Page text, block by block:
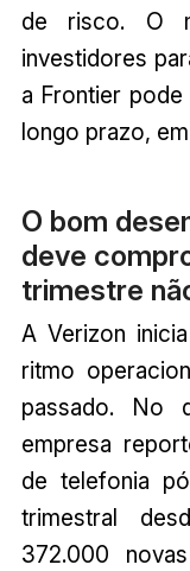
de risco. O
investidores
a Frontier
longo prazo,
O bom
deve
trimestre
A Verizon
ritmo
passado. No
empresa
de telefonia
trimestral
372.000